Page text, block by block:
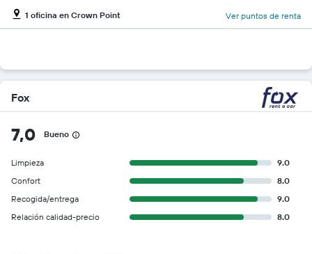
1 oficina en Crown Point Ver puntos de renta
Fox
7,0 Bueno
Limpieza
9.0
Confort
8.0
Recogida/entrega
9.0
Relación calidad-precio
8.0